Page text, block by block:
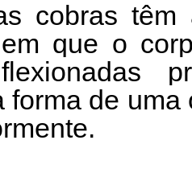
cobras têm
em que o
forma de